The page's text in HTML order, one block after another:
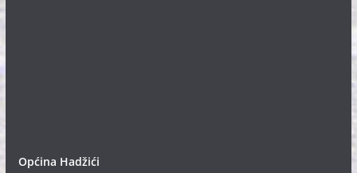
Općina Hadžići